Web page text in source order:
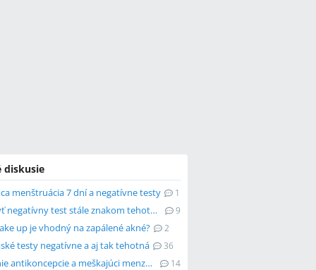
diskusie
menštruácia 7 dní a negatívne testy 1
Môže byť negatívny test stále znakom tehotenstva? 9
up je vhodný na zapálené akné? 2
testy negatívne a aj tak tehotná 36
Vysadenie antikoncepcie a meškajúci menzes. Môžem byť tehotná? 14